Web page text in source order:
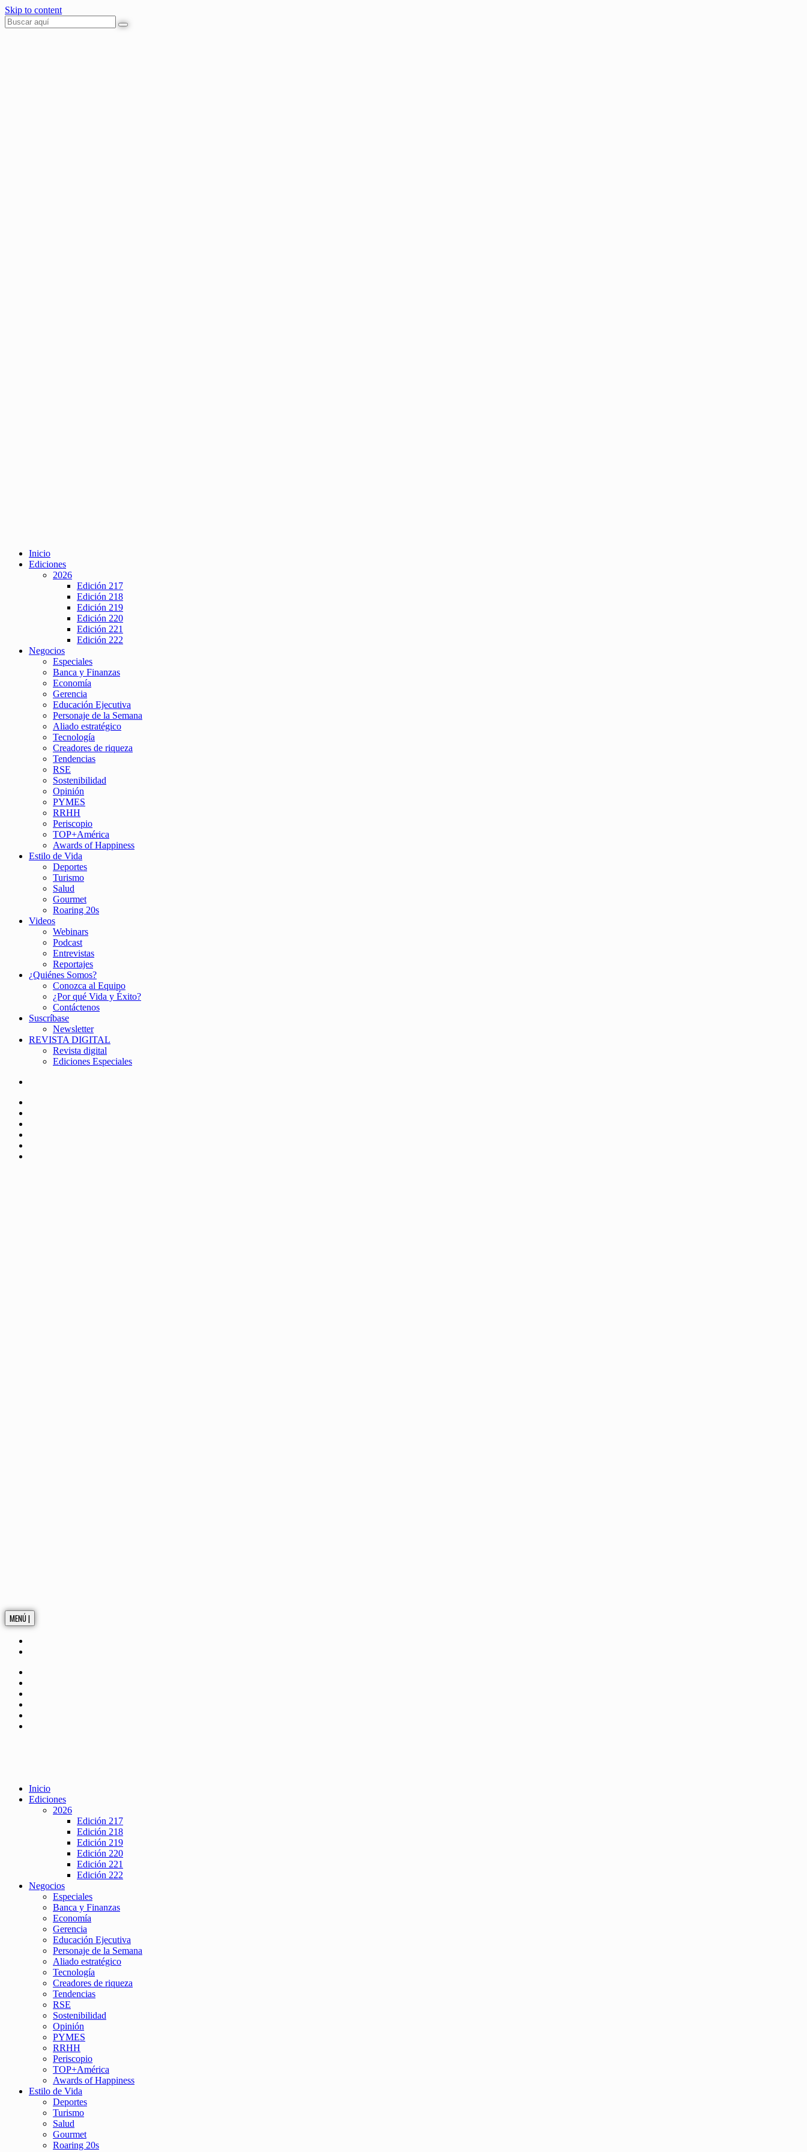
Skip to content
Inicio
Ediciones
2026
Edición 217
Edición 218
Edición 219
Edición 220
Edición 221
Edición 222
Negocios
Especiales
Banca y Finanzas
Economía
Gerencia
Educación Ejecutiva
Personaje de la Semana
Aliado estratégico
Tecnología
Creadores de riqueza
Tendencias
RSE
Sostenibilidad
Opinión
PYMES
RRHH
Periscopio
TOP+América
Awards of Happiness
Estilo de Vida
Deportes
Turismo
Salud
Gourmet
Roaring 20s
Videos
Webinars
Podcast
Entrevistas
Reportajes
¿Quiénes Somos?
Conozca al Equipo
¿Por qué Vida y Éxito?
Contáctenos
Suscríbase
Newsletter
REVISTA DIGITAL
Revista digital
Ediciones Especiales
MENÚ |
Inicio
Ediciones
2026
Edición 217
Edición 218
Edición 219
Edición 220
Edición 221
Edición 222
Negocios
Especiales
Banca y Finanzas
Economía
Gerencia
Educación Ejecutiva
Personaje de la Semana
Aliado estratégico
Tecnología
Creadores de riqueza
Tendencias
RSE
Sostenibilidad
Opinión
PYMES
RRHH
Periscopio
TOP+América
Awards of Happiness
Estilo de Vida
Deportes
Turismo
Salud
Gourmet
Roaring 20s